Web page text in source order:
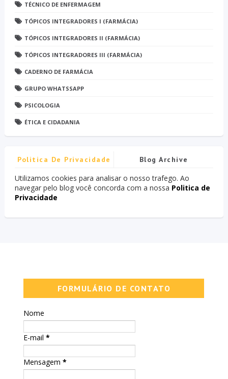
TÉCNICO DE ENFERMAGEM
TÓPICOS INTEGRADORES I (FARMÁCIA)
TÓPICOS INTEGRADORES II (FARMÁCIA)
TÓPICOS INTEGRADORES III (FARMÁCIA)
CADERNO DE FARMÁCIA
GRUPO WHATSSAPP
PSICOLOGIA
ÉTICA E CIDADANIA
Politica De Privacidade Blog Archive
Utilizamos cookies para analisar o nosso trafego. Ao
navegar pelo blog você concorda com a nossa Politica de
Privacidade
FORMULÁRIO DE CONTATO
Nome
E-mail*
Mensagem*